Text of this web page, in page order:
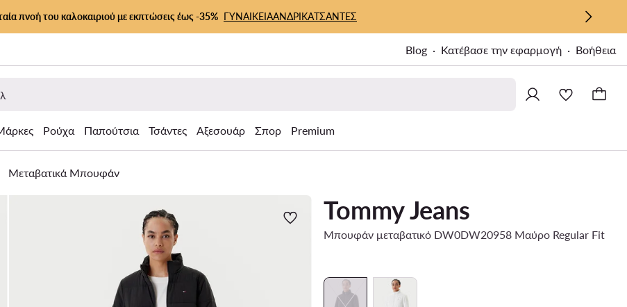
πνοή του καλοκαιριού με εκπτώσεις έως -35% ΓΥΝΑΙΚΕΙΑΑΝΔΡΙΚΑΤΣΑΝΤΕΣ
Blog Κατέβασε την εφαρμογή Βοήθεια
Ρούχα Παπούτσια Τσάντες Αξεσουάρ Σπορ Premium
Μεταβατικά Μπουφάν
Tommy Jeans
Μπουφάν μεταβατικό DW0DW20958 Μαύρο Regular Fit